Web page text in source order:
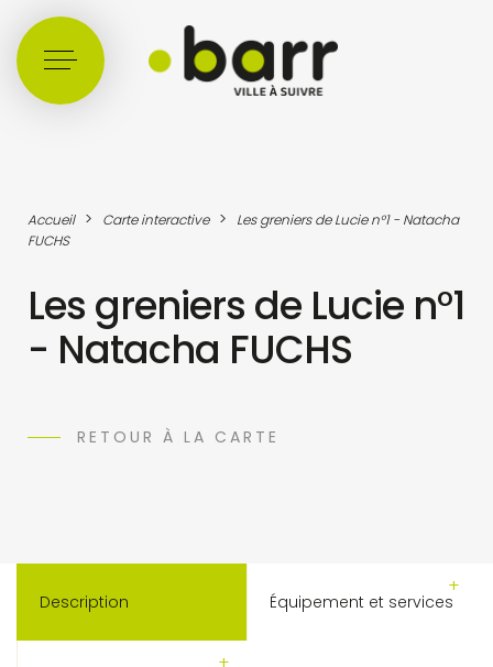
Accueil > Carte interactive >
Les greniers de Lucie n°1 - Natacha
FUCHS
Les greniers de Lucie n°1
- Natacha FUCHS
RETOUR À LA CARTE
Description Équipement et services